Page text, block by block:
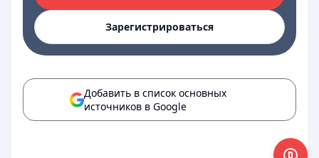
Зарегистрироваться
Добавить в список основных
источников в Google